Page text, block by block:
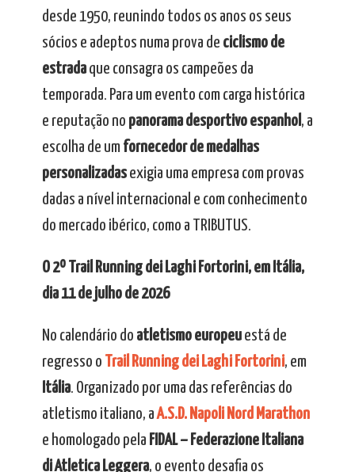
desde 1950, reunindo todos os anos os seus
sócios e adeptos numa prova de ciclismo de
estradaque consagra os campeões da
temporada. Para um evento com carga histórica
e reputação no panorama desportivo espanhol , a
escolha de um fornecedor de medalhas
personalizadasexigia uma empresa com provas
dadas a nível internacional e com conhecimento
do mercado ibérico, como a TRIBUTUS.
O 2º Trail Running dei Laghi Fortorini, em Itália,
dia 11 de julho de 2026
No calendário do atletismo europeuestá de
regresso o
Trail Running dei Laghi Fortorini, em
Itália. Organizado por uma das referências do
atletismo italiano, aA.S.D. Napoli Nord Marathon
e homologado pela FIDAL – Federazione Italiana
di Atletica Leggera, o evento desafia os